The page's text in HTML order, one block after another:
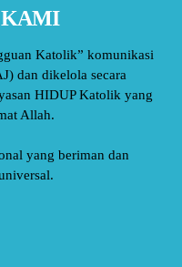
KAMI
Katolik” komunikasi
dan dikelola secara
HIDUP Katolik yang
Allah.
yang beriman dan